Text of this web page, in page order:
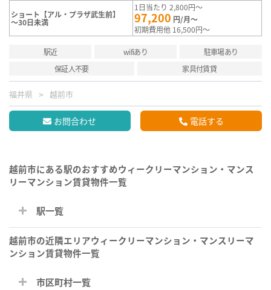
ショート【アル・プラザ武生前】
～30日未満
1日当たり 2,800円～
97,200 円/月～
初期費用他 16,500円～
駅近 wifiあり
駐車場あり
保証人不要
家具付賃貸
福井県 越前市
お問合わせ 電話する
越前市にある駅のおすすめウィークリーマンション・マンス
リーマンション賃貸物件一覧
駅一覧
越前市の近隣エリアウィークリーマンション・マンスリーマ
ンション賃貸物件一覧
市区町村一覧